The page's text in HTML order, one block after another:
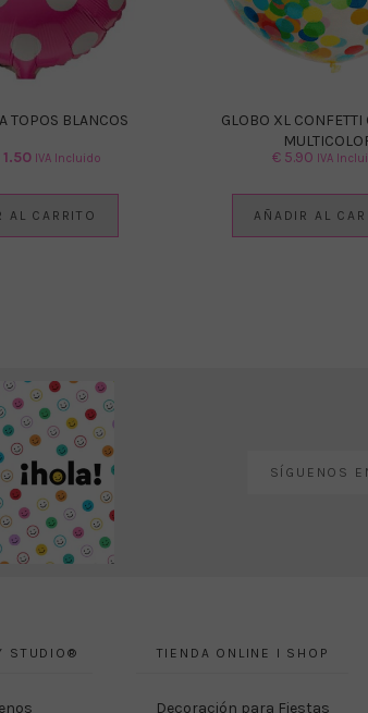
TOPOS BLANCOS
1.50ElIVA Incluido
AL CARRITO
GLOBO XL CONFETTI
€ 5.90 IVA
AÑADIR AL
SÍGUENOS
STUDIO® TIENDA ONLINE I SHOP
Decoración para Fiestas